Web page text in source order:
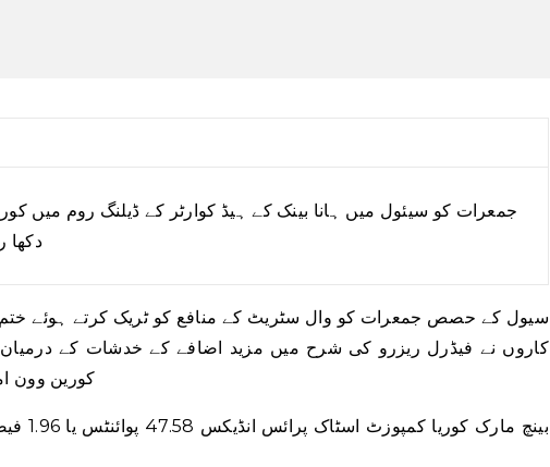
جمعرات کو سیئول میں ہانا بینک کے ہیڈ کوارٹر کے ڈیلنگ روم میں
دکھا
سیول کے حصص جمعرات کو وال سٹریٹ کے منافع کو ٹریک کرتے ہوئے ختم
کاروں نے فیڈرل ریزرو کی شرح میں مزید اضافے کے خدشات کے
کورین وون